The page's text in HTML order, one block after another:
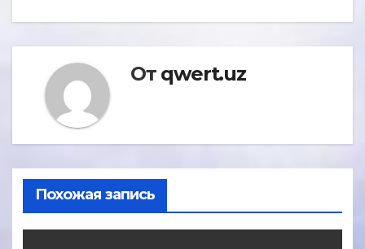
От qwert.uz
Похожая запись